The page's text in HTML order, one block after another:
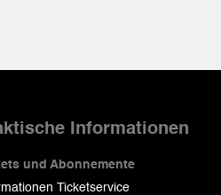
Informationen
und Abonnemente
Ticketservice